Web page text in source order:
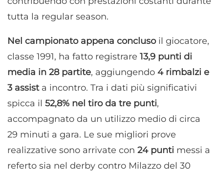
tutta la regular season.
Nel campionato appena conclusoil giocatore,
classe 1991, ha fatto registrare 13,9 punti di
media in 28 partite, aggiungendo 4 rimbalzi e
3 assista incontro. Tra i dati più significativi
spicca il 52,8% nel tiro da tre punti,
accompagnato da un utilizzo medio di circa
29 minuti a gara. Le sue migliori prove
realizzative sono arrivate con 24 punti messi a
referto sia nel derby contro Milazzo del 30